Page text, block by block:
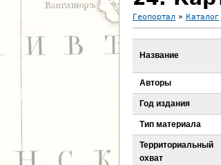
В
з
д
е
Геопортал » Каталог
Название
Авторы
Год издания
Тип материала
Территориальный
охват